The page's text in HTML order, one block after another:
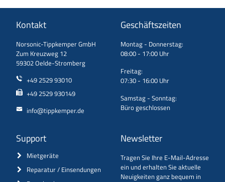
Kontakt
Norsonic-Tippkemper GmbH
Zum Kreuzweg 12
59302 Oelde-Stromberg
+49 2529 93010
+49 2529 930149
info@tippkemper.de
Geschäftszeiten
Montag - Donnerstag:
08:00 - 17:00 Uhr
Freitag:
07:30 - 16:00 Uhr
Samstag - Sonntag:
Büro geschlossen
Support
Mietgeräte
Reparatur / Einsendungen
Newsletter
Tragen Sie Ihre E-Mail-Adresse
ein und erhalten Sie aktuelle
Neuigkeiten ganz bequem in